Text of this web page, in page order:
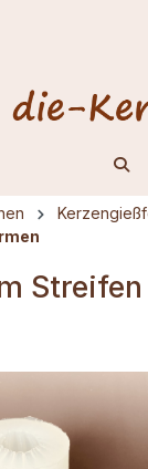
Streifen